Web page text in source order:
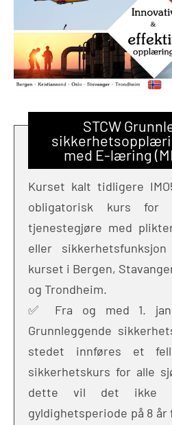
STCW
med E-læring
Kurset kalt tidligere
obligatorisk kurs for
tjenestegjøre med
eller
kurset i Bergen,
og Trondheim.
✅ Fra og med 1.
Grunnleggende
stedet innføres et
sikkerhetskurs for alle
dette vil det ikke
gyldighetsperiode på 8